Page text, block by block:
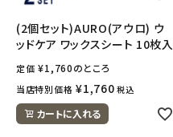
ブランド
定期購入
オリジナルブランド
(2個セット)AURO(アウロ) ウ
ッドケア ワックスシート 10枚入
定価 ¥1,760のところ
当店特別価格 ¥1,760 税込
カートに入れる